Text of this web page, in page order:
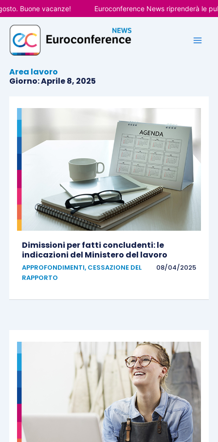
Vai
al
contenuto
Buone vacanze! Euroconference News riprenderà le
Area lavoro
Giorno: Aprile 8, 2025
Dimissioni per fatti concludenti: le
indicazioni del Ministero del lavoro
APPROFONDIMENTI, CESSAZIONE DEL
RAPPORTO
08/04/2025